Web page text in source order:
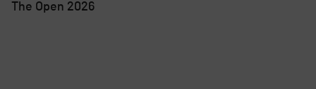
The Open 2026